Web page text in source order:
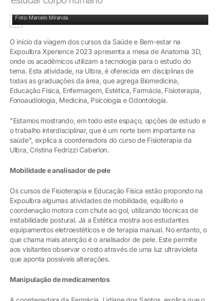
Foto: Marcelo Miranda
O início da viagem dos cursos da Saúde e Bem-estar na
Expoulbra Xperience 2023 apresenta a mesa de Anatomia 3D,
onde os acadêmicos utilizam a tecnologia para o estudo do
tema. Esta atividade, na Ulbra, é oferecida em disciplinas de
todas as graduações da área, que agrega Biomedicina,
Educação Física, Enfermagem, Estética, Farmácia, Fisioterapia,
Fonoaudiologia, Medicina, Psicologia e Odontologia.
"Estamos mostrando, em todo este espaço, opções de estudo e
o trabalho interdisciplinar, que é um norte bem importante na
saúde", explica a coordenadora do curso de Fisioterapia da
Ulbra, Cristina Fedrizzi Caberlon.
Mobilidade e analisador de pele
Os cursos de Fisioterapia e Educação Física estão propondo na
Expoulbra algumas atividades de mobilidade, equilíbrio e
coordenação motora com chute ao gol, utilizando técnicas de
instabilidade postural. Já a Estética mostra aos estudantes
equipamentos eletroestéticos e de terapia manual. No entanto, o
que chama mais atenção é o analisador de pele. Este permite
aos visitantes observar o rosto através de uma luz ultravioleta
que aponta possíveis alterações.
Manipulação de medicamentos